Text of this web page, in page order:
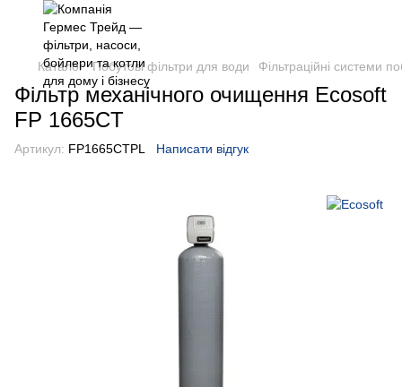
Каталог Побутові фільтри для води Фільтраційні системи
Фільтр механічного очищення Ecosoft
FP 1665CT
Артикул: FP1665CTPL Написати відгук